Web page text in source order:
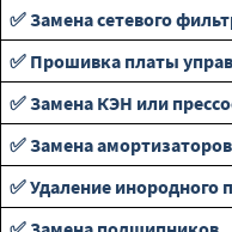
✅ Замена сетевого
✅ Прошивка платы
✅ Замена КЭН или
✅ Замена амортизаторов
✅ Удаление инородного